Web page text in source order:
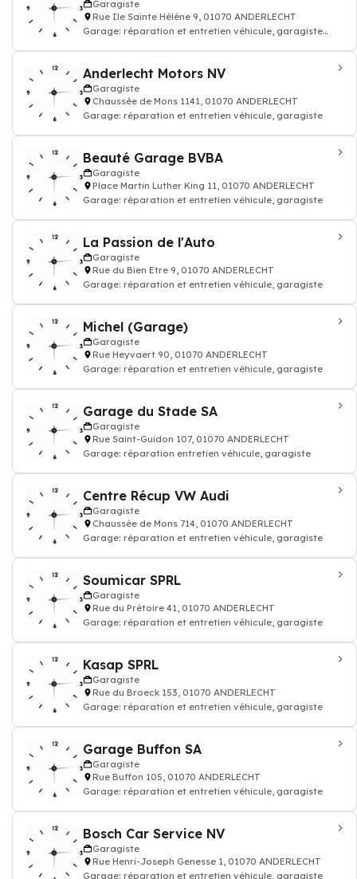
Garagiste
Rue Ile Sainte Hélène 9, 01070 ANDERLECHT
Garage: réparation et entretien véhicule, garagiste
Anderlecht Motors NV
Garagiste
Chaussée de Mons 1141, 01070 ANDERLECHT
Garage: réparation et entretien véhicule, garagiste
Beauté Garage BVBA
Garagiste
Place Martin Luther King 11, 01070 ANDERLECHT
Garage: réparation et entretien véhicule, garagiste
La Passion de l'Auto
Garagiste
Rue du Bien Etre 9, 01070 ANDERLECHT
Garage: réparation et entretien véhicule, garagiste
Michel (Garage)
Garagiste
Rue Heyvaert 90, 01070 ANDERLECHT
Garage: réparation et entretien véhicule, garagiste
Garage du Stade SA
Garagiste
Rue Saint-Guidon 107, 01070 ANDERLECHT
Garage: réparation entretien véhicule, garagiste
Centre Récup VW Audi
Garagiste
Chaussée de Mons 714, 01070 ANDERLECHT
Garage: réparation et entretien véhicule, garagiste
Soumicar SPRL
Garagiste
Rue du Prétoire 41, 01070 ANDERLECHT
Garage: réparation et entretien véhicule, garagiste
Kasap SPRL
Garagiste
Rue du Broeck 153, 01070 ANDERLECHT
Garage: réparation et entretien véhicule, garagiste
Garage Buffon SA
Garagiste
Rue Buffon 105, 01070 ANDERLECHT
Garage: réparation et entretien véhicule, garagiste
Bosch Car Service NV
Garagiste
Rue Henri-Joseph Genesse 1, 01070 ANDERLECHT
Garage: réparation et entretien véhicule, garagiste